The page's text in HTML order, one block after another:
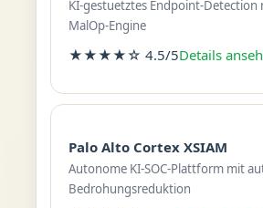
KI-gestuetztes Endpoint-Detection
MalOp-Engine
★★★★☆ 4.5/5Details
Palo Alto Cortex XSIAM
Autonome KI-SOC-Plattform mit
Bedrohungsreduktion